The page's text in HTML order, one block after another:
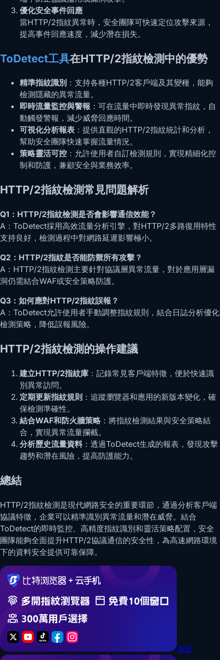
優化安全事件回應
當HTTP/2指紋異常時，安全團隊可快速定位攻擊來源，
提高事件回應速度，減少潛在損失。
ToDetect工具在HTTP/2指紋檢測中的優勢
精準指紋識別 ：支持各種HTTP/2客戶端及其變種，能夠
檢測隱藏的異常流量。
即時流量監控與警報 ：可在流量中即時發現異常指紋，自
動觸發警報，減少威脅回應時間。
可視化分析報表 ：提供直觀的HTTP/2指紋統計和分析，
幫助安全團隊快速掌握流量情況。
策略靈活可控 ：允許使用者自訂檢測規則，實現精細化控
制和防護，兼顧安全與業務效率。
HTTP/2指紋檢測常見問題解析
Q1：HTTP/2指紋檢測是否會影響通信效能？
A：ToDetect採用高效流量分析引擎，對HTTP/2多路復用特性
支持良好，檢測過程中對網路延遲影響極小。
Q2：HTTP/2指紋是否能防禦所有攻擊？
A：HTTP/2指紋檢測主要針對協議層異常流量，對於應用層漏
洞仍需結合WAF或安全策略防護。
Q3：如何應對HTTP/2指紋誤報？
A：ToDetect允許使用者手動調整指紋規則，結合日誌分析優化
檢測策略，降低誤報風險。
HTTP/2指紋檢測的操作建議
建立HTTP/2指紋庫 ：記錄常見客戶端特徵，便於快速識
別異常訪問。
定期更新指紋規則 ：追蹤瀏覽器和應用的新版本變化，確
保檢測準確性。
結合WAF和防火牆策略 ：將指紋檢測結果與安全策略結
合，實現異常流量攔截。
分析歷史流量資料：透過ToDetect生成的報表，發現攻擊
趨勢和潛在風險，提高防護能力。
總結
HTTP/2指紋檢測是現代網路安全的重要環節，通過分析客戶端
協議特徵，企業可以精準識別異常流量和潛在威脅。結合
ToDetect的即時監控、高精度指紋識別和靈活策略配置，安全
團隊能夠全面提升HTTP/2協議通信的安全性，為高速網路環境
下的資料安全提供可靠保障。
廣告